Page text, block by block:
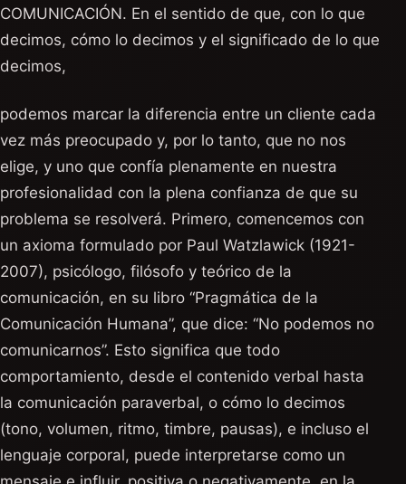
COMUNICACIÓN. En el sentido de que, con lo que
decimos, cómo lo decimos y el significado de lo que
decimos,
podemos marcar la diferencia entre un cliente cada
vez más preocupado y, por lo tanto, que no nos
elige, y uno que confía plenamente en nuestra
profesionalidad con la plena confianza de que su
problema se resolverá. Primero, comencemos con
un axioma formulado por Paul Watzlawick (1921-
2007), psicólogo, filósofo y teórico de la
comunicación, en su libro “Pragmática de la
Comunicación Humana”, que dice: “No podemos no
comunicarnos”. Esto significa que todo
comportamiento, desde el contenido verbal hasta
la comunicación paraverbal, o cómo lo decimos
(tono, volumen, ritmo, timbre, pausas), e incluso el
lenguaje corporal, puede interpretarse como un